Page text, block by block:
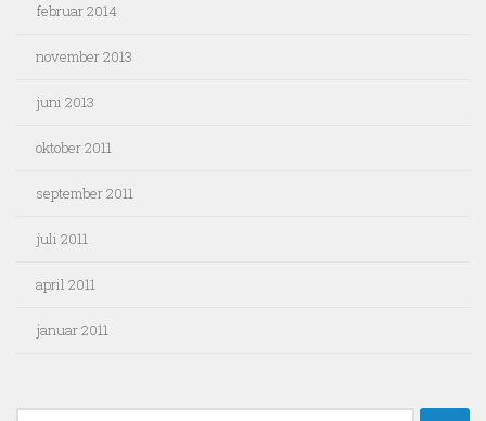
februar 2014
november 2013
juni 2013
oktober 2011
september 2011
juli 2011
april 2011
januar 2011